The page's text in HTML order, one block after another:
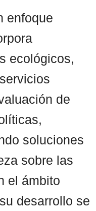
enfoque
ecológicos,
de
soluciones
sobre las
el ámbito
desarrollo se